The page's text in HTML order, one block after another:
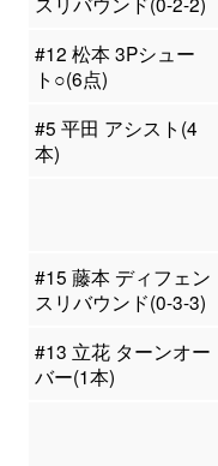
#12 松本 3Pシュー
ト○(6点)
#5 平田 アシスト(4
本)
#15 藤本 ディフェン
スリバウンド(0-3-3)
#13 立花 ターンオー
バー(1本)